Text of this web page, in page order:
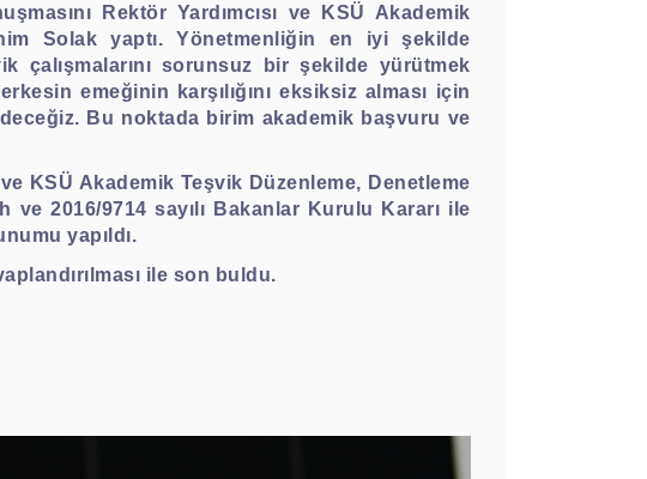
Rektör Yardımcısı ve KSÜ Akademik
Solak yaptı. Yönetmenliğin en iyi şekilde
çalışmalarını sorunsuz bir şekilde yürütmek
emeğinin karşılığını eksiksiz alması için
Bu noktada birim akademik başvuru ve
KSÜ Akademik Teşvik Düzenleme, Denetleme
2016/9714 sayılı Bakanlar Kurulu Kararı ile
yapıldı.
ile son buldu.